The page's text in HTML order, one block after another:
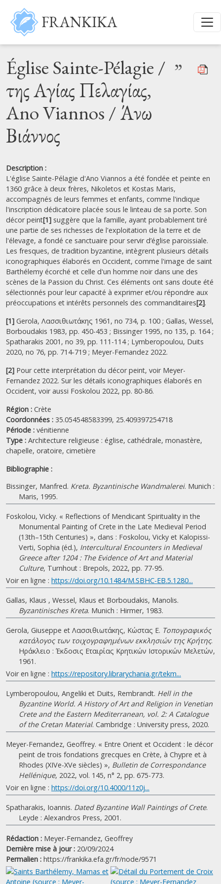
Aller au contenu principal
FRANKIKA
Église Sainte-Pélagie /
της Αγίας Πελαγίας,
Ano Viannos / Άνω
Βιάννος
”
Description :
L'église Sainte-Pélagie d'Ano Viannos a été fondée et peinte en
1360 grâce à deux frères, Nikoletos et Kostas Maris,
accompagnés de leurs femmes et enfants, comme l'indique
l'inscription dédicatoire placée sous le linteau de sa porte. Son
décor peint[1] suggère que la famille, ayant probablement tiré
une partie de ses richesses de l'exploitation de la terre et de
l'élevage, a fondé ce sanctuaire pour servir d’église paroissiale.
Les fresques, de tradition byzantine, intègrent plusieurs détails
iconographiques élaborés en Occident, comme l'image de saint
Barthélemy écorché et celle d'un homme noir dans une des
scènes de la Passion du Christ. Ces éléments ont sans doute été
sélectionnés pour leur capacité à exprimer et/ou répondre aux
préoccupations et intérêts personnels des commanditaires[2].
[1] Gerola, Λασσιθιωτάκης 1961, no 734, p. 100 ; Gallas, Wessel,
Borboudakis 1983, pp. 450-453 ; Bissinger 1995, no 135, p. 164 ;
Spatharakis 2001, no 39, pp. 111-114 ; Lymberopoulou, Duits
2020, no 76, pp. 714-719 ; Meyer-Fernandez 2022.
[2] Pour cette interprétation du décor peint, voir Meyer-
Fernandez 2022. Sur les détails iconographiques élaborés en
Occident, voir aussi Foskolou 2022, pp. 80-86.
Région : Crète
Coordonnées : 35.054548583399, 25.409397254718
Période : vénitienne
Type : Architecture religieuse : église, cathédrale, monastère,
chapelle, oratoire, cimetière
Bibliographie :
Bissinger, Manfred. Kreta. Byzantinische Wandmalerei. Munich :
Maris, 1995.
Foskolou, Vicky. « Reflections of Mendicant Spirituality in the
Monumental Painting of Crete in the Late Medieval Period
(13th–15th Centuries) », dans : Foskolou, Vicky et Kalopissi-
Verti, Sophia (éd.), Intercultural Encounters in Medieval
Greece after 1204 : The Evidence of Art and Material
Culture, Turnhout : Brepols, 2022, pp. 77-95.
Voir en ligne : https://doi.org/10.1484/M.SBHC-EB.5.1280...
Gallas, Klaus , Wessel, Klaus et Borboudakis, Manolis.
Byzantinisches Kreta. Munich : Hirmer, 1983.
Gerola, Giuseppe et Λασσιθιωτάκης, Κώστας Ε. Τοπογραφικός
κατάλογος των τοιχογραφημένων εκκλησιών της Κρήτης.
Ηράκλειο : Έκδοσις Εταιρίας Κρητικών Ιστορικών Μελετών,
1961.
Voir en ligne : https://repository.librarychania.gr/tekm...
Lymberopoulou, Angeliki et Duits, Rembrandt. Hell in the
Byzantine World. A History of Art and Religion in Venetian
Crete and the Eastern Mediterranean, vol. 2: A Catalogue
of the Cretan Material. Cambridge : University press, 2020.
Meyer-Fernandez, Geoffrey. « Entre Orient et Occident : le décor
peint de trois fondations grecques en Crète, à Chypre et à
Rhodes (XIVe-XVe siècles) », Bulletin de Correspondance
Hellénique, 2022, vol. 145, n° 2, pp. 675-773.
Voir en ligne : https://doi.org/10.4000/11z0j...
Spatharakis, Ioannis. Dated Byzantine Wall Paintings of Crete.
Leyde : Alexandros Press, 2001.
Rédaction : Meyer-Fernandez, Geoffrey
Dernière mise à jour : 20/09/2024
Permalien : https://frankika.efa.gr/fr/node/9571